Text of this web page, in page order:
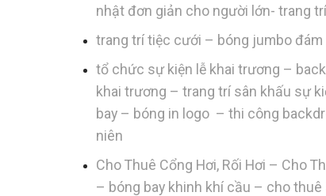
nhật đơn giản cho người lớn- trang
trang trí tiệc cưới – bóng jumbo
tổ chức sự kiện lễ khai trương –
khai trương – trang trí sân khấu sự
bay – bóng in logo – thi công
niên
Cho Thuê Cổng Hơi, Rối Hơi – Cho
– bóng bay khinh khí cầu – cho